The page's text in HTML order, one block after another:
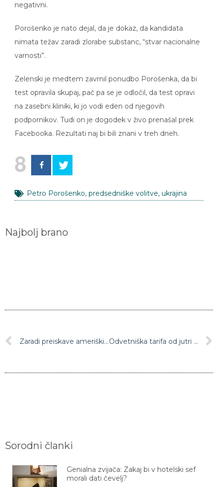
negativni.
Porošenko je nato dejal, da je dokaz, da kandidata
nimata težav zaradi zlorabe substanc, “stvar nacionalne
varnosti”.
Zelenski je medtem zavrnil ponudbo Porošenka, da bi
test opravila skupaj, pač pa se je odločil, da test opravi
na zasebni kliniki, ki jo vodi eden od njegovih
podpornikov. Tudi on je dogodek v živo prenašal prek
Facebooka. Rezultati naj bi bili znani v treh dneh.
8
Petro Porošenko, predsedniške volitve, ukrajina
Najbolj brano
Zaradi preiskave ameriških vojnih zločinov ZDA odvzele vizum glavni tožilki ICC Odvetniška tarifa od jutri naprej višja za 30 odstotkov
Sorodni članki
Genialna zvijača: Zakaj bi v hotelski sef
morali dati čevelj?